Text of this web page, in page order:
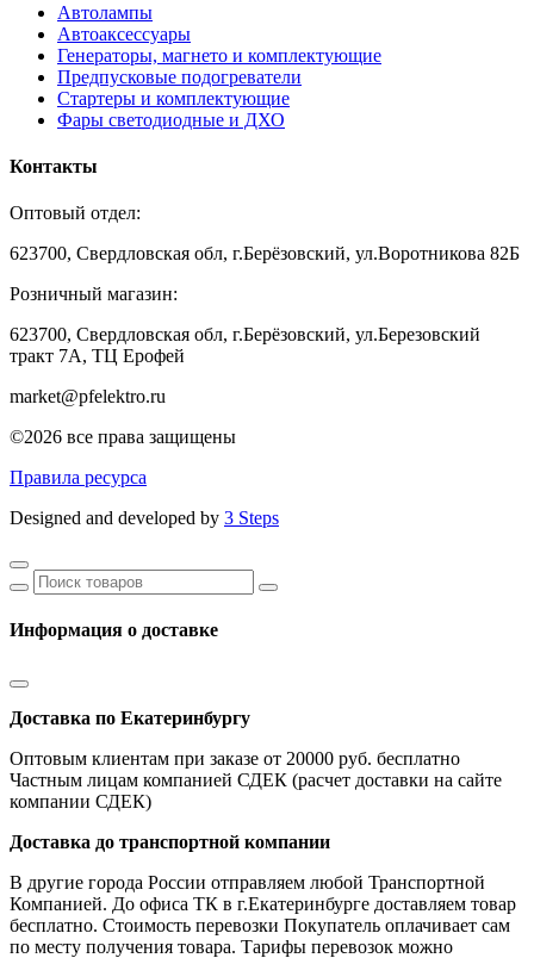
Автолампы
Автоаксессуары
Генераторы, магнето и комплектующие
Предпусковые подогреватели
Стартеры и комплектующие
Фары светодиодные и ДХО
Контакты
Оптовый отдел:
623700, Свердловская обл, г.Берёзовский, ул.Воротникова 82Б
Розничный магазин:
623700, Свердловская обл, г.Берёзовский, ул.Березовский
тракт 7А, ТЦ Ерофей
market@pfelektro.ru
©2026 все права защищены
Правила ресурса
Designed and developed by 3 Steps
Информация о доставке
Доставка по Екатеринбургу
Оптовым клиентам при заказе от 20000 руб. бесплатно
Частным лицам компанией СДЕК (расчет доставки на сайте
компании СДЕК)
Доставка до транспортной компании
В другие города России отправляем любой Транспортной
Компанией. До офиса ТК в г.Екатеринбурге доставляем товар
бесплатно. Стоимость перевозки Покупатель оплачивает сам
по месту получения товара. Тарифы перевозок можно